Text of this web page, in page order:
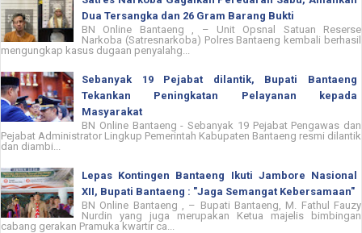
Dua Tersangka dan 26 Gram Barang Bukti
BN Online Bantaeng , – Unit Opsnal Satuan Reserse
Narkoba (Satresnarkoba) Polres Bantaeng kembali berhasil
mengungkap kasus dugaan penyalahg...
Sebanyak 19 Pejabat dilantik, Bupati Bantaeng
Tekankan Peningkatan Pelayanan kepada
Masyarakat
BN Online Bantaeng - Sebanyak 19 Pejabat Pengawas dan
Pejabat Administrator Lingkup Pemerintah Kabupaten Bantaeng resmi dilantik
dan diambi...
Lepas Kontingen Bantaeng Ikuti Jambore Nasional
XII, Bupati Bantaeng : "Jaga Semangat Kebersamaan"
BN Online Bantaeng , – Bupati Bantaeng, M. Fathul Fauzy
Nurdin yang juga merupakan Ketua majelis bimbingan
cabang gerakan Pramuka kwartir ca...